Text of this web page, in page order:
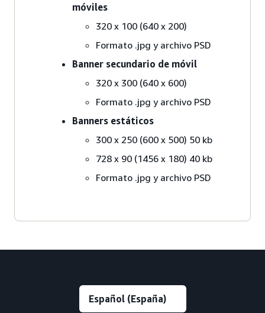
móviles
320 x 100 (640 x 200)
Formato .jpg y archivo PSD
Banner secundario de móvil
320 x 300 (640 x 600)
Formato .jpg y archivo PSD
Banners estáticos
300 x 250 (600 x 500) 50 kb
728 x 90 (1456 x 180) 40 kb
Formato .jpg y archivo PSD